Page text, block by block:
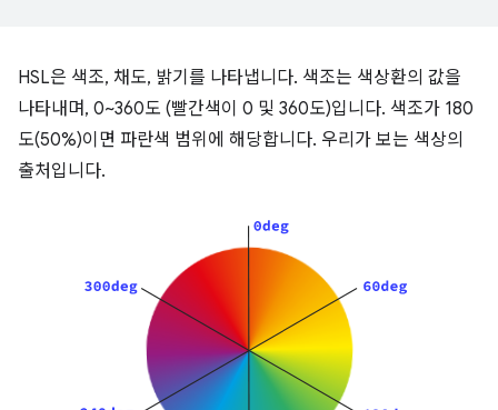
HSL은 색조, 채도, 밝기를 나타냅니다. 색조는 색상환의 값을
나타내며, 0~360도 (빨간색이 0 및 360도)입니다. 색조가 180
도(50%)이면 파란색 범위에 해당합니다. 우리가 보는 색상의
출처입니다.